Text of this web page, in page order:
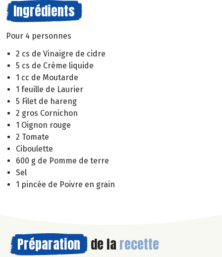
Ingrédients
Pour 4 personnes
2 cs de Vinaigre de cidre
5 cs de Crème liquide
1 cc de Moutarde
1 feuille de Laurier
5 Filet de hareng
2 gros Cornichon
1 Oignon rouge
2 Tomate
Ciboulette
600 g de Pomme de terre
Sel
1 pincée de Poivre en grain
Préparation de la recette